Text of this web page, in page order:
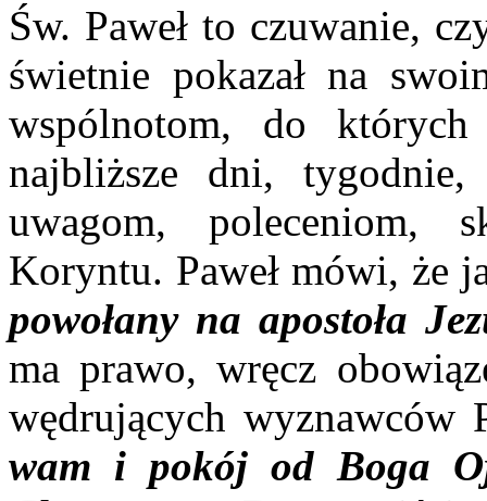
Św. Paweł to czuwanie,
świetnie pokazał na
wspólnotom, do
najbliższe dni,
uwagom, poleceniom,
Koryntu. Paweł mówi, że
powołany na apostoła
ma prawo, wręcz
wędrujących
wam i pokój od Boga